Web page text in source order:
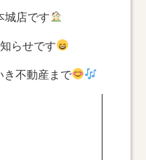
城店です
らせです
き不動産まで